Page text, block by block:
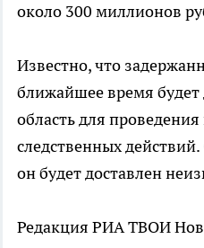
около 300 миллионов
Известно, что
ближайшее время
область для
следственных
он будет доставлен
Редакция РИА ТВОИ